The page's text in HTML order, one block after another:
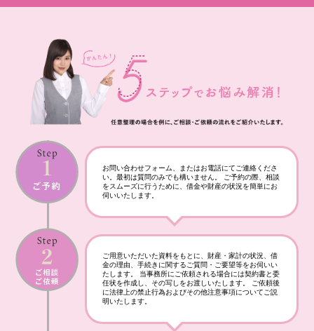
お問い合わせフォーム、またはお電話にてご連絡くださ
い。最初は質問のみでも構いません。 ご予約の際、相談
をスムーズに行うために、借金や財産の状況を簡単にお
伺いいたします。
ご用意いただいた資料をもとに、財産・家計の状況、借
金の理由、手続きに関するご質問・ご要望等をお伺いい
たします。 当事務所にご依頼される場合には契約書と委
任状を作成し、その写しをお渡しいたします。 ご依頼後
に法律上の禁止行為およびその他注意事項についてご説
明いたします。